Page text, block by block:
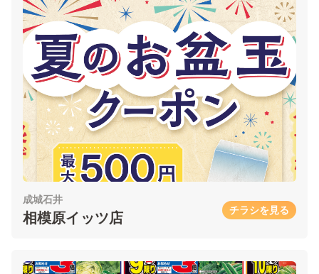
成城石井
相模原イッツ店 チラシを見る